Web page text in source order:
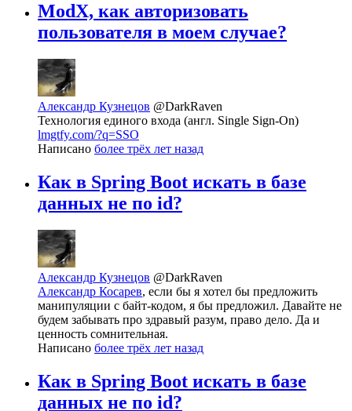
ModX, как авторизовать
пользователя в моем случае?
Александр Кузнецов @DarkRaven
Технология единого входа (англ. Single Sign-On)
lmgtfy.com/?q=SSO
Написано более трёх лет назад
Как в Spring Boot искать в базе
данных не по id?
Александр Кузнецов @DarkRaven
Александр Косарев, если бы я хотел бы предложить
манипуляции с байт-кодом, я бы предложил. Давайте не
будем забывать про здравый разум, право дело. Да и
ценность сомнительная.
Написано более трёх лет назад
Как в Spring Boot искать в базе
данных не по id?